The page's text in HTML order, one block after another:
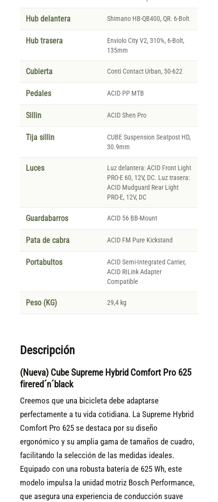
Hub delantera Shimano HB-QB400, QR. 6-Bolt
Hub trasera
Enviolo City V2, 310%, 6-Bolt,
135mm
Cubierta Conti Contact Urban, 50-622
Pedales ACID PP MTB
Sillin ACID Shen Pro
Tija sillin
CUBE Suspension Seatpost HD,
30.9mm
Luces
Luz delantera: ACID Front Light
PRO-E 60, 12V, DC. Luz trasera:
ACID Mudguard Rear Light
PRO-E, 12V, DC
Guardabarros ACID 56 BB-Mount
Pata de cabra ACID FM Pure Kickstand
Portabultos
ACID Semi-Integrated Carrier,
ACID RILink Adapter
Compatible
Peso (KG) 29,4 kg
Descripción
(Nueva) Cube Supreme Hybrid Comfort Pro 625
firered´n´black
Creemos que una bicicleta debe adaptarse
perfectamente a tu vida cotidiana. La Supreme Hybrid
Comfort Pro 625 se destaca por su diseño
ergonómico y su amplia gama de tamaños de cuadro,
facilitando la selección de las medidas ideales.
Equipado con una robusta batería de 625 Wh, este
modelo impulsa la unidad motriz Bosch Performance,
que asegura una experiencia de conducción suave